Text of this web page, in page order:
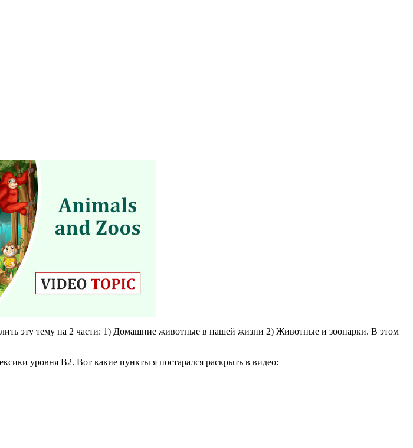
эту тему на 2 части: 1) Домашние животные в нашей жизни 2) Животные и зоопарки. В этом
уровня B2. Вот какие пункты я постарался раскрыть в видео: